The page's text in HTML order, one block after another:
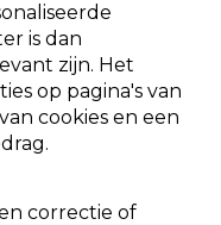
is dan
zijn. Het
op pagina's van
cookies en een
correctie of